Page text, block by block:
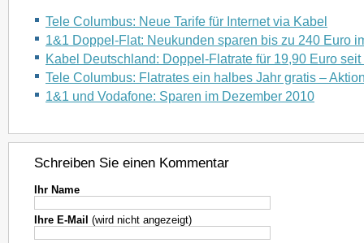
Tele Columbus: Neue Tarife für Internet via Kabel
1&1 Doppel-Flat: Neukunden sparen bis zu 240 Euro
Kabel Deutschland: Doppel-Flatrate für 19,90 Euro
Tele Columbus: Flatrates ein halbes Jahr gratis –
1&1 und Vodafone: Sparen im Dezember 2010
Schreiben Sie einen Kommentar
Ihr Name
Ihre E-Mail (wird nicht angezeigt)